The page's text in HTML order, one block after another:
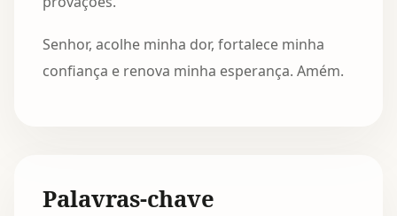
Senhor, acolhe minha dor, fortalece minha
confiança e renova minha esperança. Amém.
Palavras-chave